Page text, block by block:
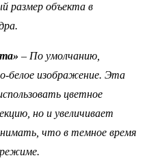
размер объекта в
– По умолчанию,
белое изображение. Эта
цветное
но и увеличивает
что в темное время